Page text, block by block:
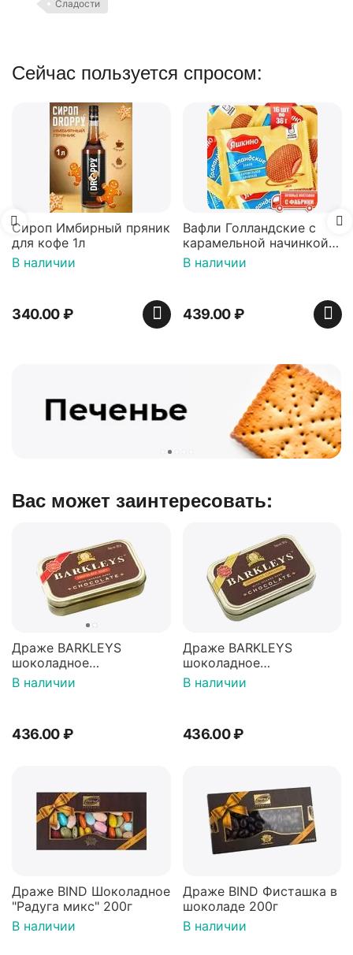
Сладости
Сейчас пользуется спросом:
Сироп Имбирный пряник
для кофе 1л
В наличии
340.00₽
Вафли Голландские с
карамельной начинкой
16 шт по 36 г ТМ Яшкино
В наличии
439.00₽
Вас может заинтересовать:
Драже BARKLEYS
шоколадное
CHOCOLATE MINT Мята
В наличии
436.00₽
Драже BARKLEYS
шоколадное
CHOCOLATE CINNAMON
Корица 50г
В наличии
436.00₽
Драже BIND Шоколадное
"Радуга микс" 200г
В наличии
Драже BIND Фисташка в
шоколаде 200г
В наличии